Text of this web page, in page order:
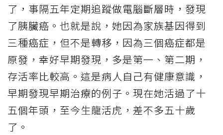
了，事隔五年定期追蹤做電腦斷層時，發現
了胰臟癌。也就是說，她因為家族基因得到
三種癌症，但不是轉移，因為三個癌症都是
原發，幸好早期發現，多是第一、第二期，
存活率比較高。這是病人自己有健康意識，
早期發現早期治療的例子。現在她活過了十
五個年頭，至今生龍活虎，差不多五十歲
了。